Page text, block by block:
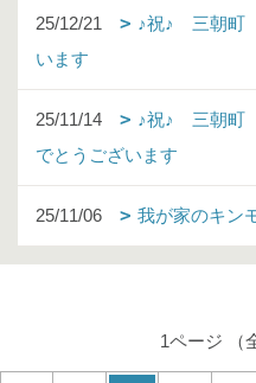
25/12/21
♪祝♪ 三朝町
います
25/11/14
♪祝♪ 三朝町
でとうございます
25/11/06 我が家のキン
1ページ （